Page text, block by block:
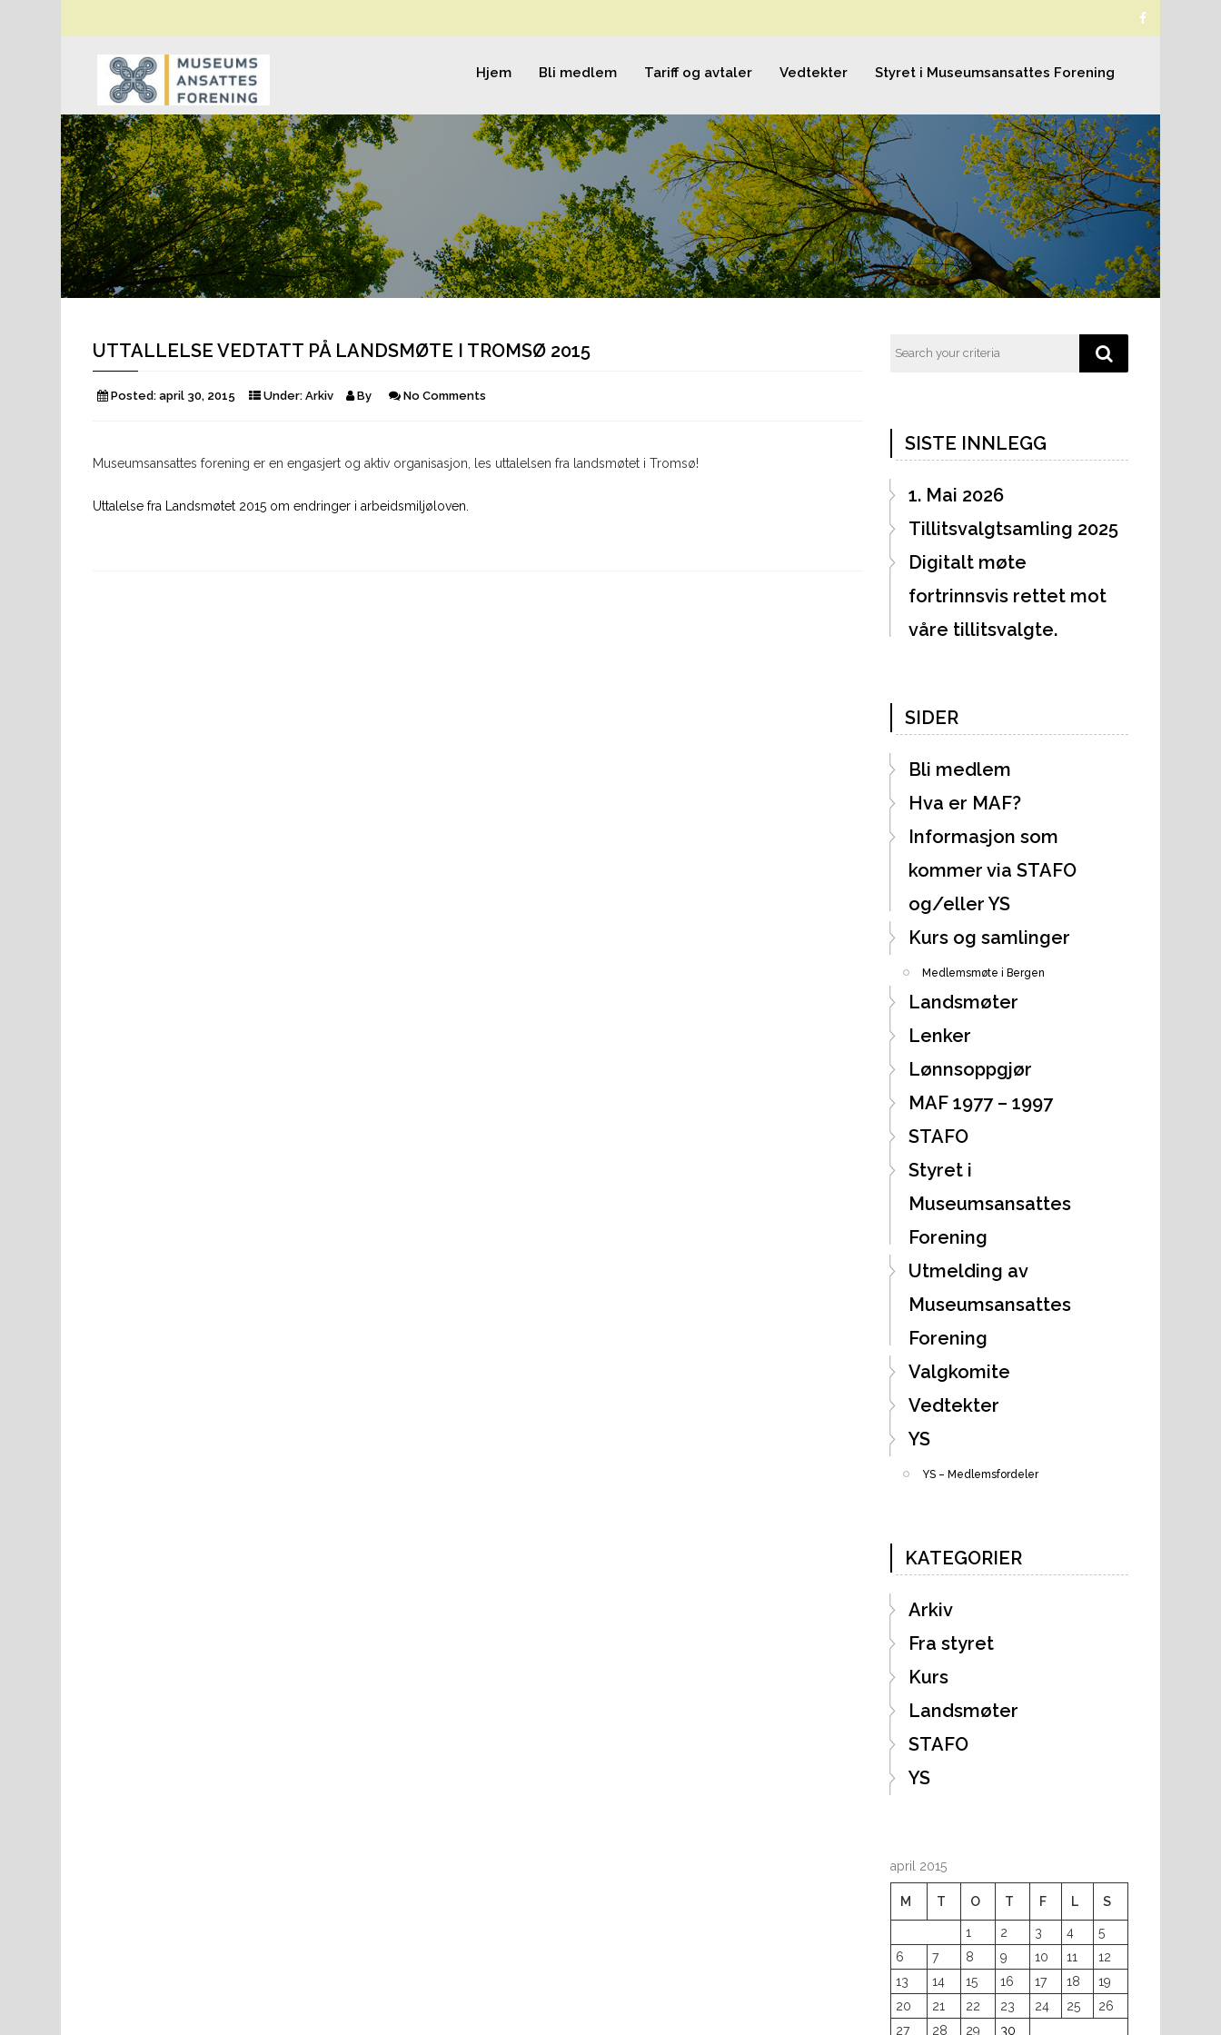
Hjem Bli medlem Tariff og avtaler Vedtekter Styret i Museumsansattes Forening
UTTALLELSE VEDTATT PÅ LANDSMØTE I TROMSØ 2015
Posted: april 30, 2015 Under: Arkiv By No Comments
Museumsansattes forening er en engasjert og aktiv organisasjon, les uttalelsen fra landsmøtet i Tromsø!
Uttalelse fra Landsmøtet 2015 om endringer i arbeidsmiljøloven.
SISTE INNLEGG
1. Mai 2026
Tillitsvalgtsamling 2025
Digitalt møte
fortrinnsvis rettet mot
våre tillitsvalgte.
SIDER
Bli medlem
Hva er MAF?
Informasjon som
kommer via STAFO
og/eller YS
Kurs og samlinger
Medlemsmøte i Bergen
Landsmøter
Lenker
Lønnsoppgjør
MAF 1977 – 1997
STAFO
Styret i
Museumsansattes
Forening
Utmelding av
Museumsansattes
Forening
Valgkomite
Vedtekter
YS
YS – Medlemsfordeler
KATEGORIER
Arkiv
Fra styret
Kurs
Landsmøter
STAFO
YS
april 2015
M T O T F L S
1 2 3 4
5
6
7 8 9 10 11
12
13
14 15 16 17 18
19
20
21 22 23 24 25
26
27
28 29 30